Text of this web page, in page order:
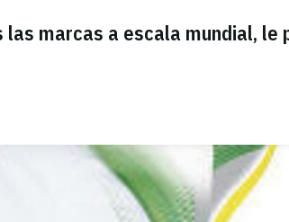
marcas a escala mundial,